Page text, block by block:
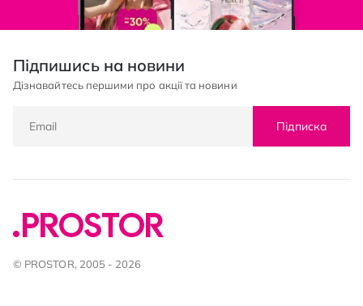
Підпишись на новини
Дізнавайтесь першими про акції та новини
Підписка
© PROSTOR, 2005 - 2026